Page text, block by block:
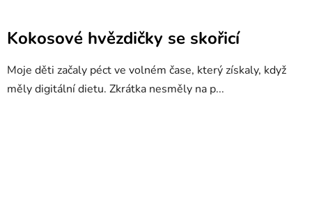
Kokosové hvězdičky se skořicí
Moje děti začaly péct ve volném čase, který získaly, když
měly digitální dietu. Zkrátka nesměly na p...